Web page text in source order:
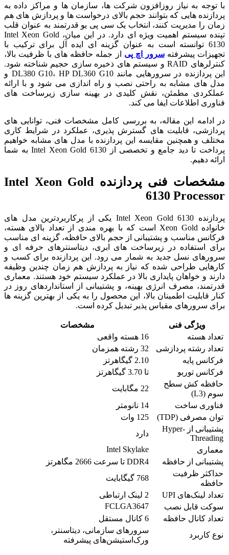
با توجه به نیاز روزافزون شرکت ها، سازمان ها و مراکز داده به
پردازنده هایی که بتوانند حجم بالای درخواست ها و پردازش های هم
زمان را مدیریت کنند، انتخاب یک سی پی یو قدرتمند به عنوان قلب
تپنده سیستم اهمیت ویژه ای دارد. در این میان، Intel Xeon Gold
6130 توانسته است به عنوان گزینه ای ایده آل برای ترکیب با
تجهیزات پیشرفتهسرور اچ پی از جمله حافظه های با ظرفیت بالا،
کنترلرهای RAID و سیستم های ذخیره سازی حجیم شناخته شود.
این پردازنده در سرورهایی مانند DL380 G10، HP DL360 G10 و
مدل های مشابه به راحتی نصب و راه اندازی می شود و با ارائه
عملکردی مطمئن، نقش کلیدی در بهینه سازی زیرساخت های
فناوری اطلاعات ایفا می کند.
در ادامه این مقاله، به بررسی کامل مشخصات فنی، توانایی های
پردازشی، قابلیت های گسترش پذیری، عملکرد در شرایط کاری
مختلف و همچنین مقایسه این پردازنده با مدل های مشابه خواهیم
پرداخت تا دید جامع و تخصصی از Intel Xeon Gold 6130 به شما
ارائه دهیم.
مشخصات فنی پردازنده Intel Xeon Gold
6130 Processor
پردازنده Intel Xeon Gold 6130 یکی از پرکاربردترین مدل های
خانواده Xeon Gold است که با بهره مندی از تعداد بالای هسته،
فرکانس مناسب و پشتیبانی از حجم بالای حافظه، گزینه ای مناسب
برای استفاده در زیرساخت های ابری، دیتاسنترهای حرفه ای و
سرورهای نسل جدید به شمار می رود. این پردازنده برای کسب و
کارهایی طراحی شده که نیاز به پردازش هم زمان چندین وظیفه
دارند و خواهان پایداری بالا در عملکرد سیستم خود هستند. معماری
قدرتمند، مصرف انرژی بهینه، و پشتیبانی از استانداردهای روز در
کنار قابلیت اطمینان بالا، این محصول را به یکی از بهترین گزینه ها
برای سرورهای مقیاس پذیر تبدیل کرده است.
ویژگی فنی
مشخصات
تعداد هسته
16 هسته واقعی
تعداد رشته پردازشی
32 رشته همزمان
فرکانس پایه
2.10 گیگاهرتز
فرکانس توربو
تا 3.70 گیگاهرتز
حافظه کش سطح
سوم (L3)
22 مگابایت
فناوری ساخت
14 نانومتر
توان مصرفی (TDP)
125 وات
پشتیبانی از Hyper-
Threading
دارد
معماری
Intel Skylake
پشتیبانی از حافظه
DDR4 تا سرعت 2666 مگاهرتز
حداکثر ظرفیت
حافظه
768 گیگابایت
تعداد لینک‌های UPI
2 لینک ارتباطی
سوکت قابل نصب
FCLGA3647
تعداد کانال حافظه
6 کانال مستقل
نوع کاربرد
سرورهای سازمانی، دیتاسنتر،
ورک‌استیشن‌های پیشرفته